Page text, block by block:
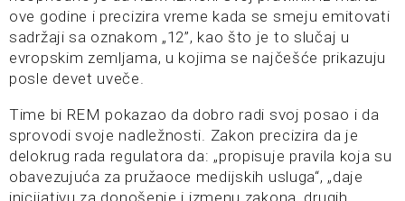
ove godine i precizira vreme kada se smeju emitovati
sadržaji sa oznakom „12”, kao što je to slučaj u
evropskim zemljama, u kojima se najčešće prikazuju
posle devet uveče.
Time bi REM pokazao da dobro radi svoj posao i da
sprovodi svoje nadležnosti. Zakon precizira da je
delokrug rada regulatora da: „propisuje pravila koja su
obavezujuća za pružaoce medijskih usluga“, „daje
inicijativu za donošenje i izmenu zakona, drugih